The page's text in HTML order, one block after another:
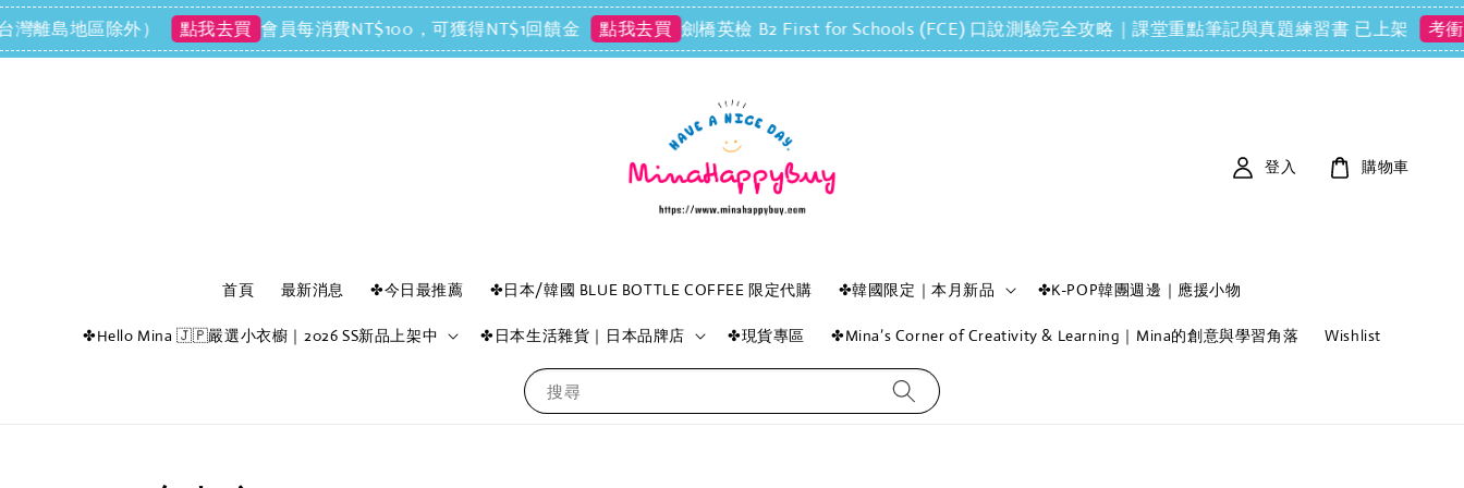
地區除外） 點我去買 會員每消費NT$100，可獲得NT$1回饋金 點我去買 劍橋英檢 B2 First for Schools (FCE) 口說測驗完全攻略｜課堂重點筆記與真題練習書 已上架 考衝必備
搜尋
首頁 最新消息 ✤今日最推薦 ✤日本/韓國 BLUE BOTTLE COFFEE 限定代購 ✤韓國限定｜本月新品 ✤K-POP韓團週邊｜應援小物
✤Hello Mina 🇯🇵嚴選小衣櫥｜2026 SS新品上架中 ✤日本生活雜貨｜日本品牌店 ✤現貨專區 ✤Mina’s Corner of Creativity & Learning｜Mina的創意與學習角落 Wishlist
登入 購物車